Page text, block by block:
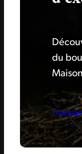
du
Nos